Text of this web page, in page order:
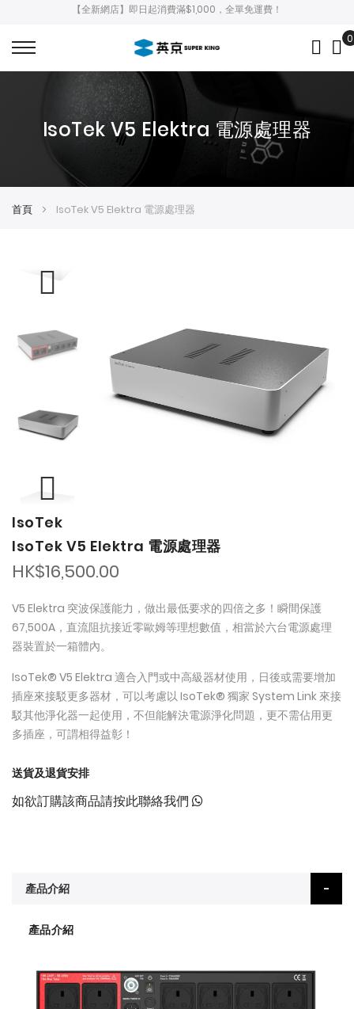
【全新網店】即日起消費滿$1,000，全單免運費！
0
IsoTek V5 Elektra 電源處理器
首頁 IsoTek V5 Elektra 電源處理器
IsoTek
IsoTek V5 Elektra 電源處理器
HK$16,500.00
V5 Elektra 突波保護能力，做出最低要求的四倍之多！瞬間保護
67,500A，直流阻抗接近零歐姆等理想數值，相當於六台電源處理
器裝置於一箱體內。
IsoTek® V5 Elektra 適合入門或中高級器材使用，日後或需要增加
插座來接駁更多器材，可以考慮以 IsoTek® 獨家 System Link 來接
駁其他淨化器一起使用，不但能解決電源淨化問題，更不需佔用更
多插座，可謂相得益彰！
送貨及退貨安排
如欲訂購該商品請按此聯絡我們
of
beginning
of
產品介紹
產品介紹